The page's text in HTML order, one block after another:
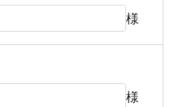
様
様